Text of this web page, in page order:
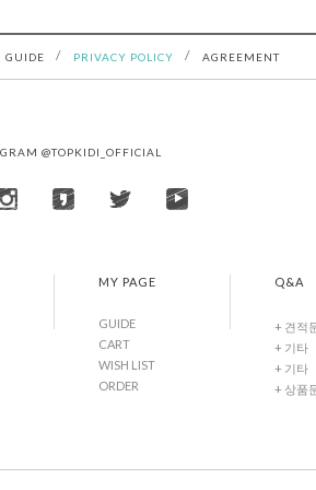
GUIDE / PRIVACY POLICY / AGREEMENT
@TOPKIDI_OFFICIAL
MY PAGE
GUIDE
CART
WISH LIST
ORDER
Q&A
+ 견적
+ 기타
+ 기타
+ 상품